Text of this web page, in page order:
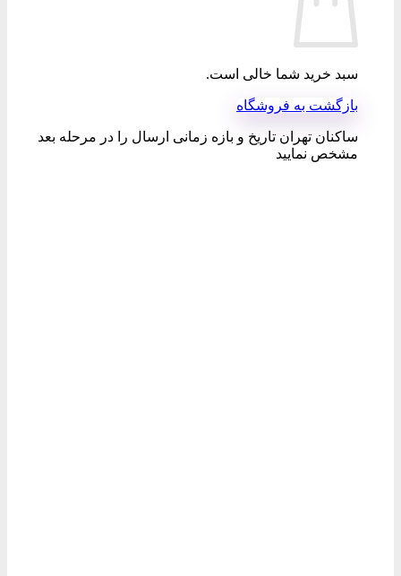
سبد خرید شما خالی است.
بازگشت به فروشگاه
ساکنان تهران تاریخ و بازه زمانی ارسال را در مرحله بعد
مشخص نمایید